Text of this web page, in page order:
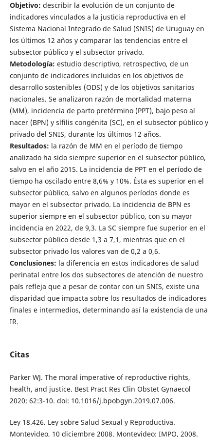
Objetivo: describir la evolución de un conjunto de
indicadores vinculados a la justicia reproductiva en el
Sistema Nacional Integrado de Salud (SNIS) de Uruguay en
los últimos 12 años y comparar las tendencias entre el
subsector público y el subsector privado.
Metodología: estudio descriptivo, retrospectivo, de un
conjunto de indicadores incluidos en los objetivos de
desarrollo sostenibles (ODS) y de los objetivos sanitarios
nacionales. Se analizaron razón de mortalidad materna
(MM), incidencia de parto pretérmino (PPT), bajo peso al
nacer (BPN) y sífilis congénita (SC), en el subsector público y
privado del SNIS, durante los últimos 12 años.
Resultados: la razón de MM en el período de tiempo
analizado ha sido siempre superior en el subsector público,
salvo en el año 2015. La incidencia de PPT en el período de
tiempo ha oscilado entre 8,6% y 10%. Ésta es superior en el
subsector público, salvo en algunos períodos donde es
mayor en el subsector privado. La incidencia de BPN es
superior siempre en el subsector público, con su mayor
incidencia en 2022, de 9,3. La SC siempre fue superior en el
subsector público desde 1,3 a 7,1, mientras que en el
subsector privado los valores van de 0,2 a 0,6.
Conclusiones: la diferencia en estos indicadores de salud
perinatal entre los dos subsectores de atención de nuestro
país refleja que a pesar de contar con un SNIS, existe una
disparidad que impacta sobre los resultados de indicadores
finales e intermedios, determinando así la existencia de una
IR.
Citas
Parker WJ. The moral imperative of reproductive rights,
health, and justice. Best Pract Res Clin Obstet Gynaecol
2020; 62:3-10. doi: 10.1016/j.bpobgyn.2019.07.006.
Ley 18.426. Ley sobre Salud Sexual y Reproductiva.
Montevideo, 10 diciembre 2008. Montevideo: IMPO, 2008.